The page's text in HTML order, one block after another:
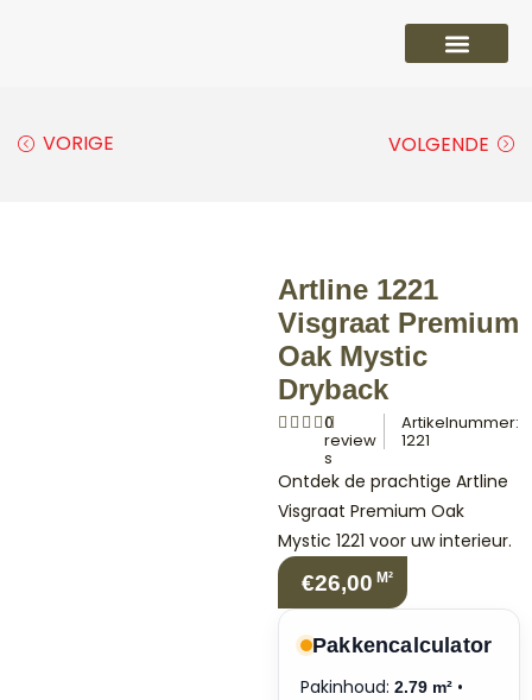
VORIGE VOLGENDE
Artline 1221
Visgraat Premium
Oak Mystic
Dryback
0
review
s
Artikelnummer:
1221
Ontdek de prachtige Artline
Visgraat Premium Oak
Mystic 1221 voor uw interieur.
€26,00 M²
Pakkencalculator
Pakinhoud: 2.79 m² •